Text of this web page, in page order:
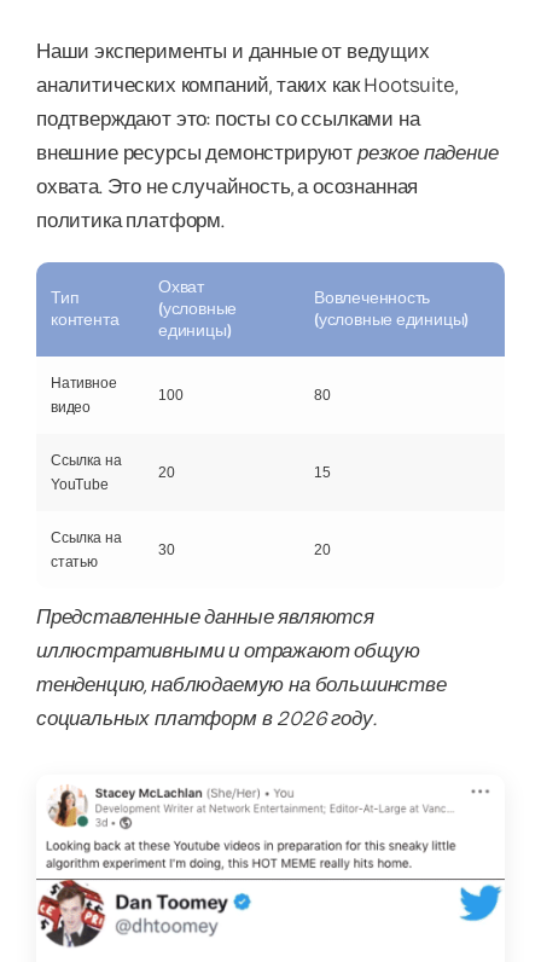
Наши эксперименты и данные от ведущих
аналитических компаний, таких как Hootsuite,
подтверждают это: посты со ссылками на
внешние ресурсы демонстрируютрезкое падение
охвата. Это не случайность, а осознанная
политика платформ.
Тип
контента
Охват
(условные
единицы)
Вовлеченность
(условные единицы)
Нативное
видео
100 80
Ссылка на
YouTube
20 15
Ссылка на
статью
30 20
Представленные данные являются
иллюстративными и отражают общую
тенденцию, наблюдаемую на большинстве
социальных платформ в 2026 году.